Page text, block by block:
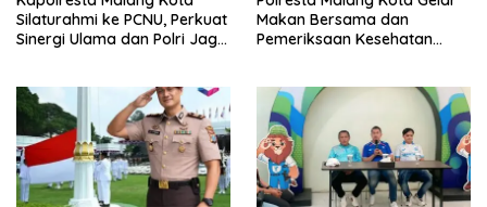
Silaturahmi ke PCNU, Perkuat
Sinergi Ulama dan Polri Jaga
Makan Bersama dan
Pemeriksaan Kesehatan